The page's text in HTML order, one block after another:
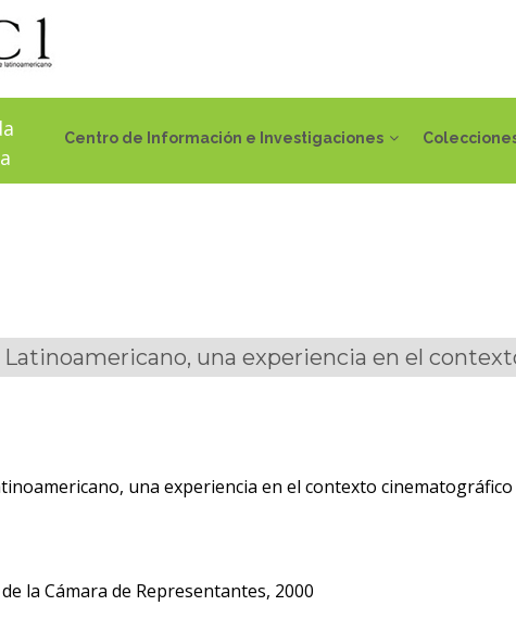
Centro de Información e Investigaciones
una experiencia en el
una experiencia en el contexto
la Cámara de Representantes, 2000